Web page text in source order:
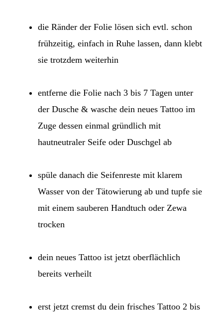
die Ränder der Folie lösen sich evtl. schon
frühzeitig, einfach in Ruhe lassen, dann klebt
sie trotzdem weiterhin
entferne die Folie nach 3 bis 7 Tagen unter
der Dusche & wasche dein neues Tattoo im
Zuge dessen einmal gründlich mit
hautneutraler Seife oder Duschgel ab
spüle danach die Seifenreste mit klarem
Wasser von der Tätowierung ab und tupfe sie
mit einem sauberen Handtuch oder Zewa
trocken
dein neues Tattoo ist jetzt oberflächlich
bereits verheilt
erst jetzt cremst du dein frisches Tattoo 2 bis